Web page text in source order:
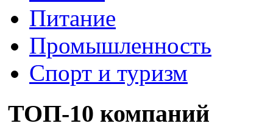
Питание
Промышленность
Спорт и туризм
ТОП-10 компаний